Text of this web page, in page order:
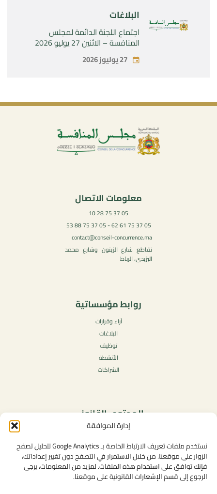
إدارة الموافقة
نستخدم ملفات تعريف الارتباط الخاصة بـ Google Analytics لتحليل تصفح
الزوار على موقعنا. من خلال الاستمرار في التصفح دون تغيير إعداداتك،
فإنك توافق على استخدام هذه الملفات. لمزيد من المعلومات، يرجى
الرجوع إلى قسم الإشعارات القانونية على موقعنا.
البلاغات
اجتماع اللجنة الدائمة لمجلس
المنافسة – الاثنين 27 يوليو 2026
27 يوليوز 2026
معلومات الاتصال
05 37 75 28 10
05 37 75 61 62 - 05 37 75 88 53
contact@conseil-concurrence.ma
تقاطع شارع الزيتون وشارع محمد
اليزيدي، الرباط
روابط مؤسساتية
آراء وقرارات
البلاغات
توظيف
الأنشطة
الشراكات
المحتوى القانوني
سياسة الخصوصية
شروط الاستخدام العامة
الإشعارات القانونية
سياسة ملفات تعريف الارتباط (الكوكيز)